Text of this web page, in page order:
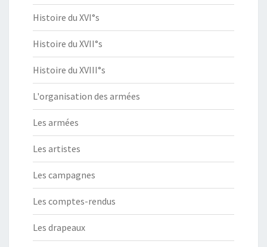
Histoire du XVI°s
Histoire du XVII°s
Histoire du XVIII°s
L'organisation des armées
Les armées
Les artistes
Les campagnes
Les comptes-rendus
Les drapeaux